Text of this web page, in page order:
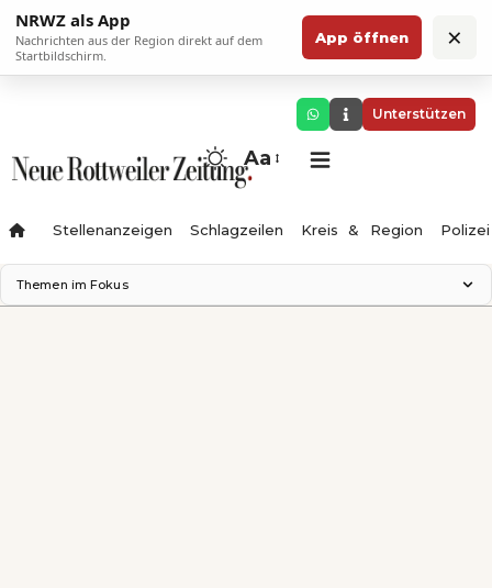
NRWZ als App
Nachrichten aus der Region direkt auf dem
Startbildschirm.
App öffnen ×
Unterstützen
Aa
Stellenanzeigen Schlagzeilen Kreis & Region Polizei
Themen im Fokus